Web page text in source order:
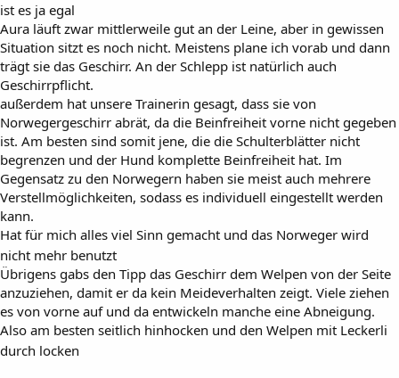
ist es ja egal
Aura läuft zwar mittlerweile gut an der Leine, aber in gewissen
Situation sitzt es noch nicht. Meistens plane ich vorab und dann
trägt sie das Geschirr. An der Schlepp ist natürlich auch
Geschirrpflicht.
außerdem hat unsere Trainerin gesagt, dass sie von
Norwegergeschirr abrät, da die Beinfreiheit vorne nicht gegeben
ist. Am besten sind somit jene, die die Schulterblätter nicht
begrenzen und der Hund komplette Beinfreiheit hat. Im
Gegensatz zu den Norwegern haben sie meist auch mehrere
Verstellmöglichkeiten, sodass es individuell eingestellt werden
kann.
Hat für mich alles viel Sinn gemacht und das Norweger wird
nicht mehr benutzt
Übrigens gabs den Tipp das Geschirr dem Welpen von der Seite
anzuziehen, damit er da kein Meideverhalten zeigt. Viele ziehen
es von vorne auf und da entwickeln manche eine Abneigung.
Also am besten seitlich hinhocken und den Welpen mit Leckerli
durch locken